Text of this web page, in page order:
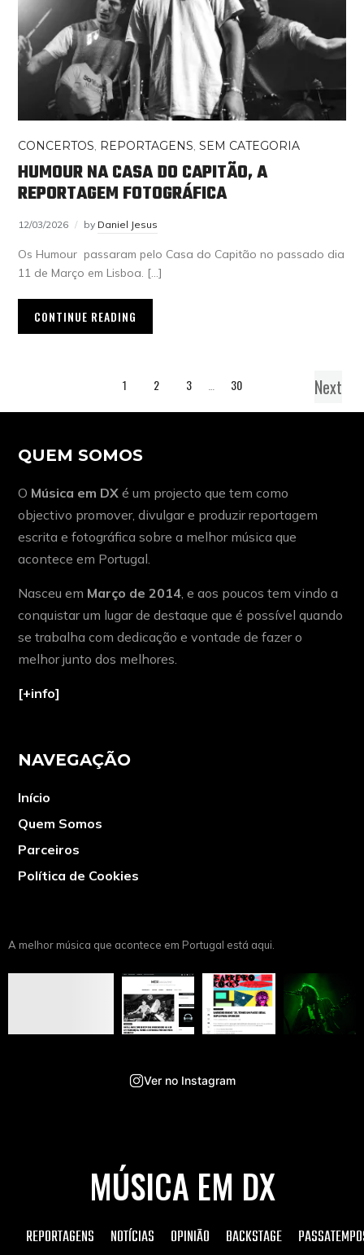
CONCERTOS REPORTAGENS ,SEM CATEGORIA
HUMOUR NA CASA DO CAPITÃO, A
REPORTAGEM FOTOGRÁFICA
12/03/2026 by Daniel Jesus
Os Humour passaram pelo Casa do Capitão no passado dia
11 de Março em Lisboa. […]
CONTINUE READING
1 2 3 30 Next
QUEM SOMOS
O Música em DX é um projecto que tem como
objectivo promover, divulgar e produzir reportagem
escrita e fotográfica sobre a melhor música que
acontece em Portugal.
Nasceu em Março de 2014 , e aos poucos tem vindo a
conquistar um lugar de destaque que é possível quando
se trabalha com dedicação e vontade de fazer o
melhor junto dos melhores.
[+info]
NAVEGAÇÃO
Início
Quem Somos
Parceiros
Política de Cookies
A melhor música que acontece em Portugal está aqui.
Ver no Instagram
MÚSICA EM DX
REPORTAGENS NOTÍCIAS OPINIÃO BACKSTAGE